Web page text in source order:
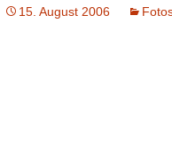
15. August 2006